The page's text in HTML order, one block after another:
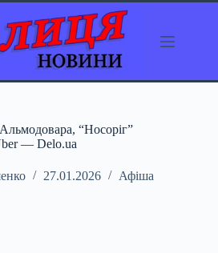
“Носоріг”
— Delo.ua
27.01.2026 Афіша